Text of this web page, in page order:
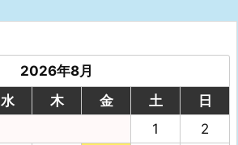
2026年8月
水 木 金 土
日
1
2